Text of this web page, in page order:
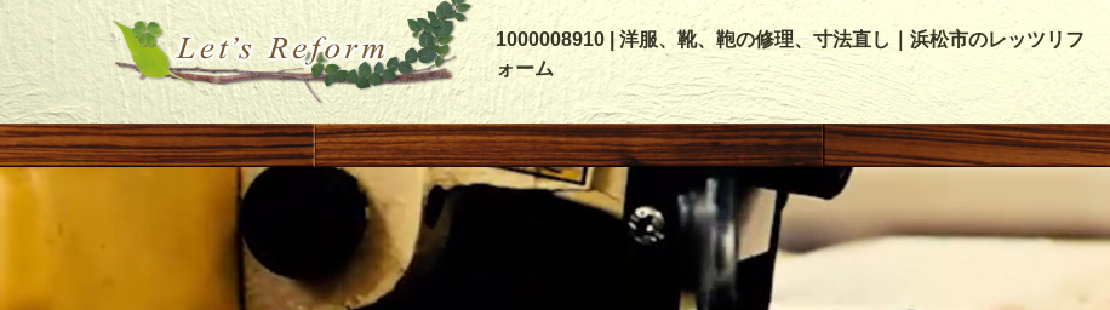
1000008910 | 洋服、靴、鞄の修理、寸法直し｜浜松市のレッツリフ
ォーム